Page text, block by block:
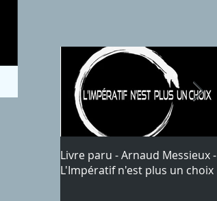
Livre paru - Arnaud Messieux -
L'Impératif n'est plus un choix